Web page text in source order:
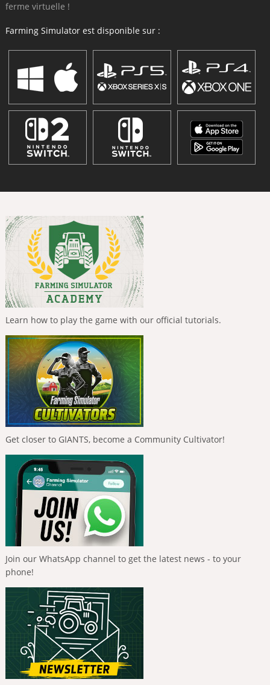
ferme virtuelle !
Farming Simulator est disponible sur :
Learn how to play the game with our official tutorials.
Get closer to GIANTS, become a Community Cultivator!
Join our WhatsApp channel to get the latest news - to your
phone!